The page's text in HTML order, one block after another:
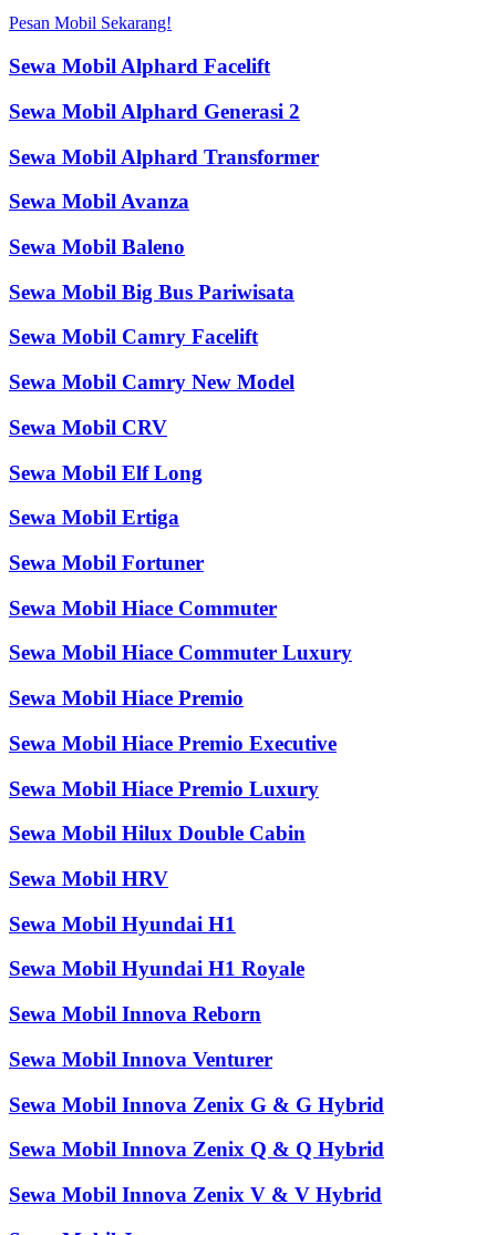
Pesan Mobil Sekarang!
Sewa Mobil Alphard Facelift
Sewa Mobil Alphard Generasi 2
Sewa Mobil Alphard Transformer
Sewa Mobil Avanza
Sewa Mobil Baleno
Sewa Mobil Big Bus Pariwisata
Sewa Mobil Camry Facelift
Sewa Mobil Camry New Model
Sewa Mobil CRV
Sewa Mobil Elf Long
Sewa Mobil Ertiga
Sewa Mobil Fortuner
Sewa Mobil Hiace Commuter
Sewa Mobil Hiace Commuter Luxury
Sewa Mobil Hiace Premio
Sewa Mobil Hiace Premio Executive
Sewa Mobil Hiace Premio Luxury
Sewa Mobil Hilux Double Cabin
Sewa Mobil HRV
Sewa Mobil Hyundai H1
Sewa Mobil Hyundai H1 Royale
Sewa Mobil Innova Reborn
Sewa Mobil Innova Venturer
Sewa Mobil Innova Zenix G & G Hybrid
Sewa Mobil Innova Zenix Q & Q Hybrid
Sewa Mobil Innova Zenix V & V Hybrid